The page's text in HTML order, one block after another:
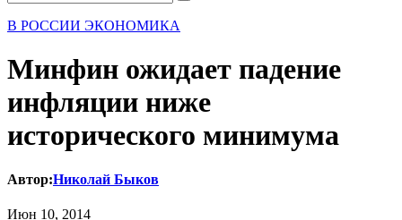
В РОССИИ ЭКОНОМИКА
Минфин ожидает падение
инфляции ниже
исторического минимума
Автор:Николай Быков
Июн 10, 2014